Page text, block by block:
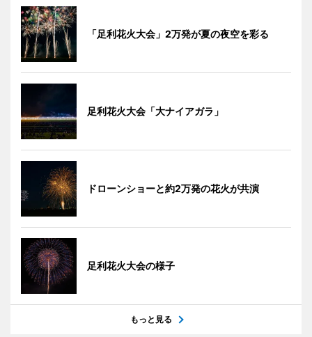
「足利花火大会」2万発が夏の夜空を彩る
足利花火大会「大ナイアガラ」
ドローンショーと約2万発の花火が共演
足利花火大会の様子
もっと見る